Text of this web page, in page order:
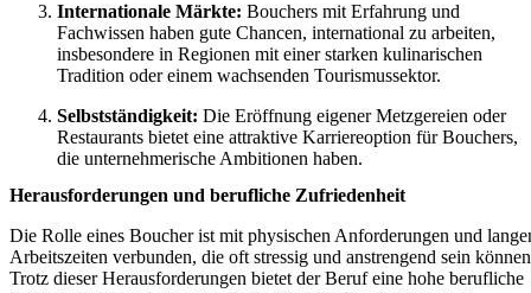
Internationale Märkte: Bouchers mit Erfahrung und
Fachwissen haben gute Chancen, international zu arbeiten,
insbesondere in Regionen mit einer starken kulinarischen
Tradition oder einem wachsenden Tourismussektor.
Selbstständigkeit: Die Eröffnung eigener Metzgereien oder
Restaurants bietet eine attraktive Karriereoption für Bouchers,
die unternehmerische Ambitionen haben.
Herausforderungen und berufliche Zufriedenheit
Die Rolle eines Boucher ist mit physischen Anforderungen und
Arbeitszeiten verbunden, die oft stressig und anstrengend sein
Trotz dieser Herausforderungen bietet der Beruf eine hohe berufliche